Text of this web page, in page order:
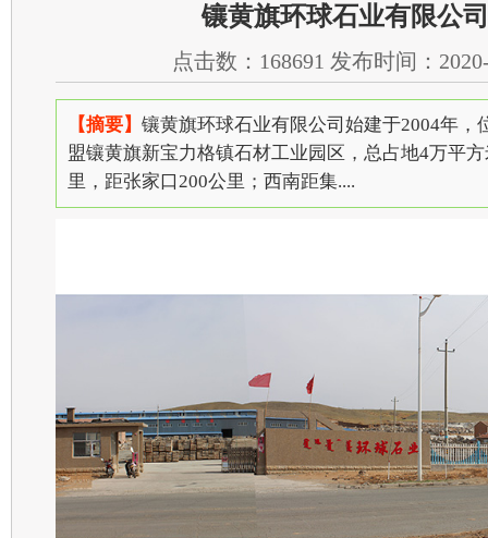
镶黄旗环球石业有限公
点击数： 168691 发布时间：
【摘要】 镶黄旗环球石业有限公司始建于2004年，
盟镶黄旗新宝力格镇石材工业园区，总占地4万平
里，距张家口200公里；西南距集....